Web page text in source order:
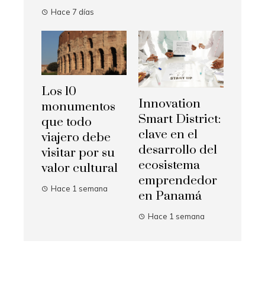
Hace 7 días
Los 10
monumentos
que todo
viajero debe
visitar por su
valor cultural
Hace 1 semana
Innovation
Smart District:
clave en el
desarrollo del
ecosistema
emprendedor
en Panamá
Hace 1 semana